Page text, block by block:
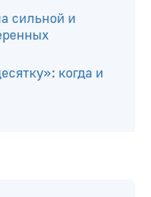
сильной и
когда и